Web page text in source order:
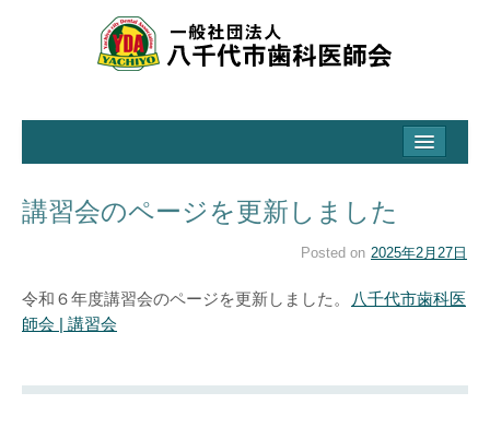
会の活動と取り組み
学校歯科保健・地域保健事業
講習会のページを更新しました
Posted on 2025年2月27日
令和６年度講習会のページを更新しました。
八千代市歯科医
師会 | 講習会